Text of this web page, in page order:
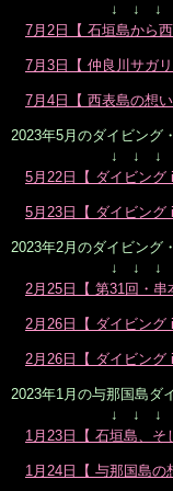
↓ ↓ ↓ ↓
7月2日【 石垣島から西
7月3日【 仲良川サガリ
7月4日【 西表島の想
2023年5月のダイビング
↓ ↓ ↓ ↓
5月22日【 ダイビング
5月23日【 ダイビング
2023年2月のダイビング
↓ ↓ ↓ ↓
2月25日【 第31回・串
2月26日【 ダイビング
2月26日【 ダイビング
2023年1月の与那国島ダ
↓ ↓ ↓ ↓
1月23日【 石垣島、そ
1月24日【 与那国島の